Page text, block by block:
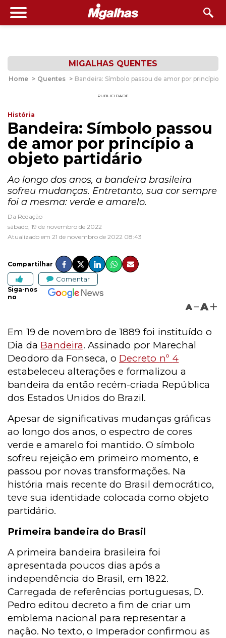
MIGALHAS QUENTES
Home > Quentes > Bandeira: Símbolo passou de amor por princípio
PUBLICIDADE
História
Bandeira: Símbolo passou
de amor por princípio a
objeto partidário
Ao longo dos anos, a bandeira brasileira
sofreu mudanças. Entretanto, sua cor sempre
foi a mesma: verde e amarelo.
Da Redação
sábado, 19 de novembro de 2022
Atualizado em 21 de novembro de 2022 08:43
Compartilhar
Comentar
Siga-nos
no
A A
Em 19 de novembro de 1889 foi instituído o
Dia da Bandeira. Assinado por Marechal
Deodoro da Fonseca, o Decreto nº 4
estabeleceu alterações e formalizou a
bandeira da então recém-criada República
dos Estados Unidos do Brazil.
Apesar de significativas mudanças gráficas
ao longo dos anos, o espectro de cores
verde e amarelo foi mantido. O símbolo
sofreu rejeição em primeiro momento, e
passou por novas transformações. Na
história mais recente do Brasil democrático,
teve sua identidade colocada como objeto
partidário.
Primeira bandeira do Brasil
A primeira bandeira brasileira foi
apresentada poucos dias após a
independência do Brasil, em 1822.
Carregada de referências portuguesas, D.
Pedro editou decreto a fim de criar um
emblema nacional para representar a
nação. No texto, o Imperador confirmou as